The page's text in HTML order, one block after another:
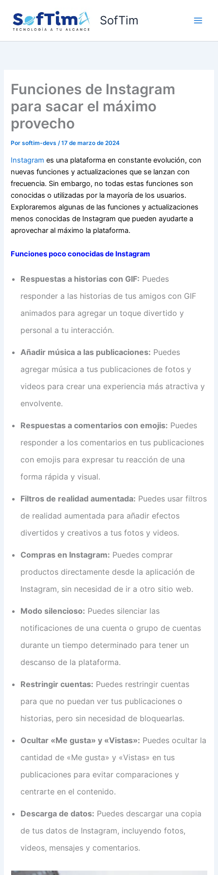
contenido
SofTim
Funciones de Instagram
para sacar el máximo
provecho
Porsoftim-devs/17 de marzo de 2024
Instagram es una plataforma en constante evolución, con
nuevas funciones y actualizaciones que se lanzan con
frecuencia. Sin embargo, no todas estas funciones son
conocidas o utilizadas por la mayoría de los usuarios.
Exploraremos algunas de las funciones y actualizaciones
menos conocidas de Instagram que pueden ayudarte a
aprovechar al máximo la plataforma.
Funciones poco conocidas de Instagram
Respuestas a historias con GIF: Puedes
responder a las historias de tus amigos con GIF
animados para agregar un toque divertido y
personal a tu interacción.
Añadir música a las publicaciones: Puedes
agregar música a tus publicaciones de fotos y
videos para crear una experiencia más atractiva y
envolvente.
Respuestas a comentarios con emojis: Puedes
responder a los comentarios en tus publicaciones
con emojis para expresar tu reacción de una
forma rápida y visual.
Filtros de realidad aumentada: Puedes usar filtros
de realidad aumentada para añadir efectos
divertidos y creativos a tus fotos y videos.
Compras en Instagram: Puedes comprar
productos directamente desde la aplicación de
Instagram, sin necesidad de ir a otro sitio web.
Modo silencioso: Puedes silenciar las
notificaciones de una cuenta o grupo de cuentas
durante un tiempo determinado para tener un
descanso de la plataforma.
Restringir cuentas: Puedes restringir cuentas
para que no puedan ver tus publicaciones o
historias, pero sin necesidad de bloquearlas.
Ocultar «Me gusta» y «Vistas»: Puedes ocultar la
cantidad de «Me gusta» y «Vistas» en tus
publicaciones para evitar comparaciones y
centrarte en el contenido.
Descarga de datos: Puedes descargar una copia
de tus datos de Instagram, incluyendo fotos,
videos, mensajes y comentarios.